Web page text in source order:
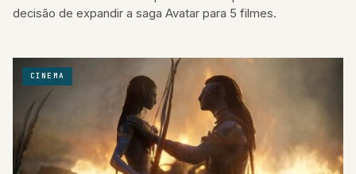
decisão de expandir a saga Avatar para 5 filmes.
CINEMA